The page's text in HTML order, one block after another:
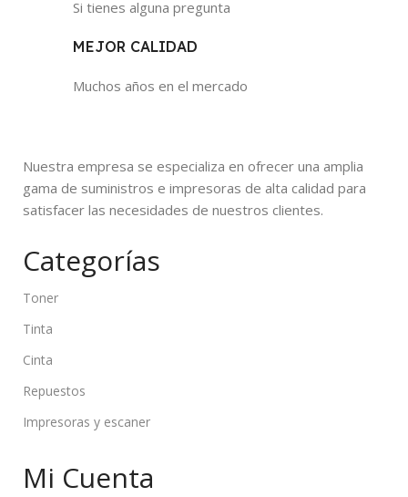
Si tienes alguna pregunta
MEJOR CALIDAD
Muchos años en el mercado
Nuestra empresa se especializa en ofrecer una amplia
gama de suministros e impresoras de alta calidad para
satisfacer las necesidades de nuestros clientes.
Categorías
Toner
Tinta
Cinta
Repuestos
Impresoras y escaner
Mi Cuenta